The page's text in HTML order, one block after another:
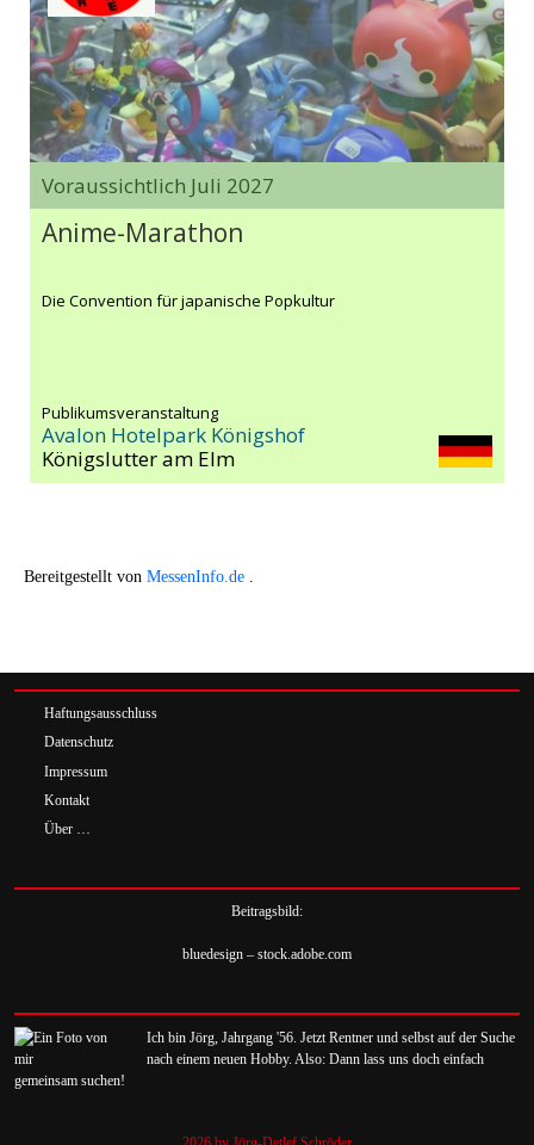
Voraussichtlich Juli 2027
Anime-Marathon
Die Convention für japanische Popkultur
Publikumsveranstaltung
Avalon Hotelpark Königshof
Königslutter am Elm
Bereitgestellt von MessenInfo.de .
Haftungsausschluss
Datenschutz
Impressum
Kontakt
Über …
Beitragsbild:
bluedesign – stock.adobe.com
Ich bin Jörg, Jahrgang '56. Jetzt Rentner und selbst auf der Suche
nach einem neuen Hobby. Also: Dann lass uns doch einfach
gemeinsam suchen!